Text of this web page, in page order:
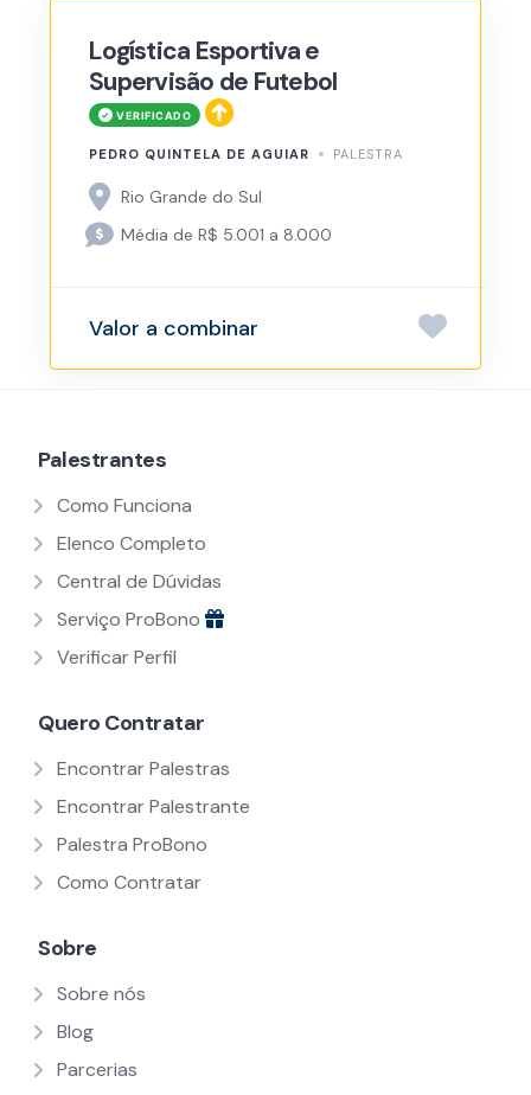
Logística Esportiva e
Supervisão de Futebol
PEDRO QUINTELA DE AGUIAR PALESTRA
Rio Grande do Sul
Média de R$ 5.001 a 8.000
Valor a combinar
Palestrantes
Como Funciona
Elenco Completo
Central de Dúvidas
Serviço ProBono
Verificar Perfil
Quero Contratar
Encontrar Palestras
Encontrar Palestrante
Palestra ProBono
Como Contratar
Sobre
Sobre nós
Blog
Parcerias